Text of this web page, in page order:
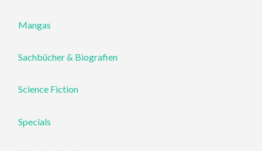
Mangas
Sachbücher & Biografien
Science Fiction
Specials